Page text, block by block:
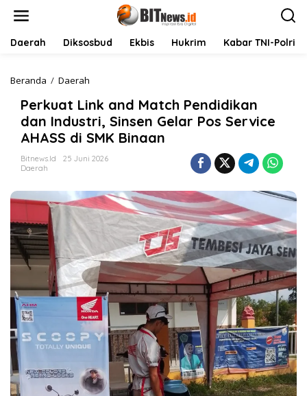
Daerah Diksosbud Ekbis Hukrim Kabar TNI-Polri
Beranda / Daerah
r
k
u
a
t
n
k
n
d
M
a
t
c
h
P
d
i
d
i
Perkuat Link and Match Pendidikan
dan Industri, Sinsen Gelar Pos Service
AHASS di SMK Binaan
Bitnews.id
25 Juni 2026
Daerah